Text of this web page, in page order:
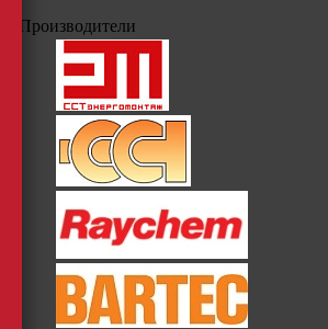
Производители